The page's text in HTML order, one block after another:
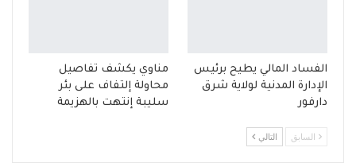
الفساد المالي يطيح برئيس
الإدارة المدنية لولاية شرق
دارفور
مناوي يكشف تفاصيل
محاولة إلتفاف على بئر
سليبة إنتهت بالهزيمة
السابق التالي